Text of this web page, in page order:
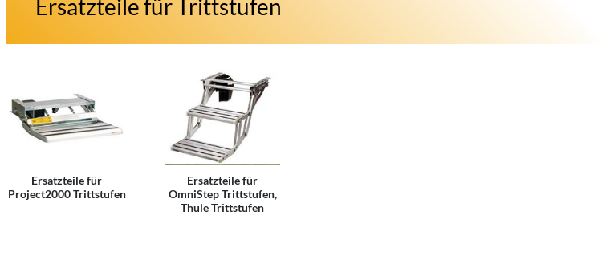
Ersatzteile für Trittstufen
Ersatzteile für
Project2000 Trittstufen
Ersatzteile für
OmniStep Trittstufen,
Thule Trittstufen